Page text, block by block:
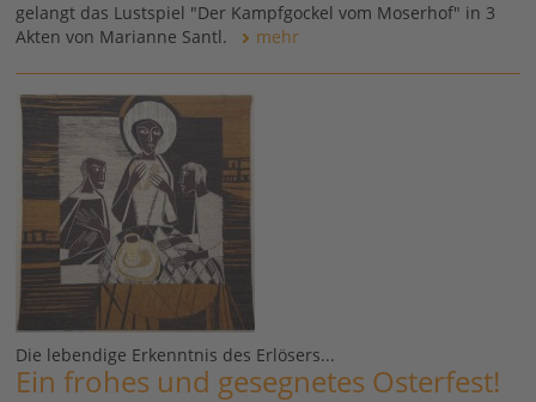
gelangt das Lustspiel "Der Kampfgockel vom Moserhof" in 3
Akten von Marianne Santl.
mehr
Die lebendige Erkenntnis des Erlösers...
Ein frohes und gesegnetes Osterfest!